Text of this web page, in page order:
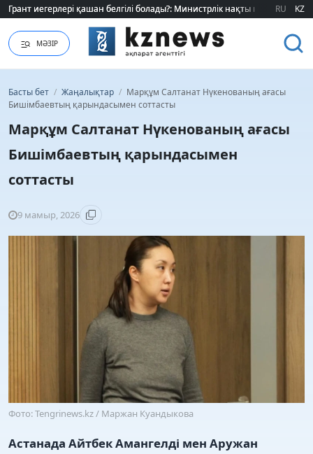
Грант иегерлері қашан белгілі болады?: Министрлік нақты мерзімді
Грант иегерлері қашан белгілі болады?: Министрлік нақты мерзімді
RU KZ
МӘЗІР
Басты бет / Жаңалықтар / Марқұм Салтанат Нүкенованың ағасы
Бишімбаевтың қарындасымен соттасты
Марқұм Салтанат Нүкенованың ағасы
Бишімбаевтың қарындасымен
соттасты
9 мамыр, 2026
Фото: Tengrinews.kz / Маржан Куандыкова
Астанада Айтбек Амангелді мен Аружан